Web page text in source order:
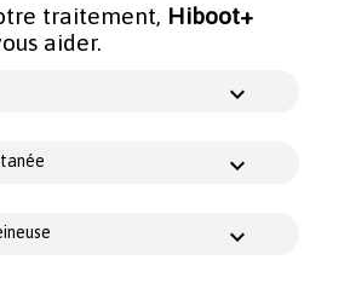
traitement, Hiboot+
aider.